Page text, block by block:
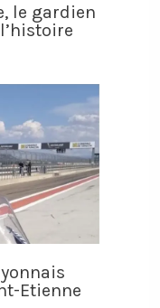
le gardien
Etienne